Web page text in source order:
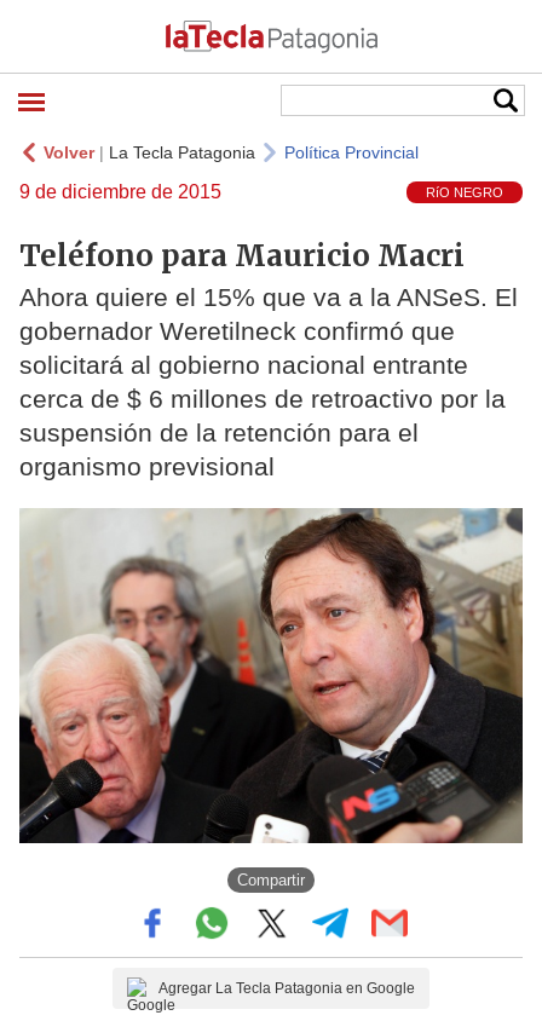
Volver| La Tecla Patagonia Política Provincial
9 de diciembre de 2015 RíO NEGRO
Teléfono para Mauricio Macri
Ahora quiere el 15% que va a la ANSeS. El
gobernador Weretilneck confirmó que
solicitará al gobierno nacional entrante
cerca de $ 6 millones de retroactivo por la
suspensión de la retención para el
organismo previsional
Compartir
Agregar La Tecla Patagonia en Google